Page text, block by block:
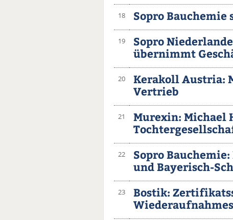
18 Sopro
19
Sopro
übernimmt
20
Kerakoll Austria:
Vertrieb
21
Murexin: Michael
22
Sopro
und Bayerisch-
23
Bostik: